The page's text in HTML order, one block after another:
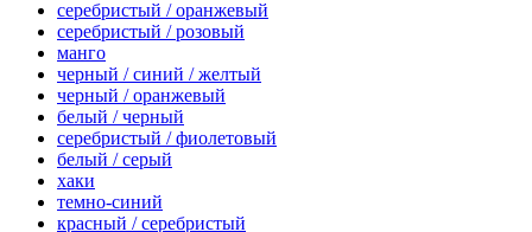
серебристый / оранжевый
серебристый / розовый
манго
черный / синий / желтый
черный / оранжевый
белый / черный
серебристый / фиолетовый
белый / серый
хаки
темно-синий
красный / серебристый